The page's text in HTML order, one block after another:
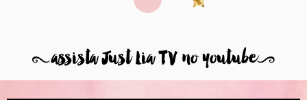
8assista Just Lia TV no youtube9